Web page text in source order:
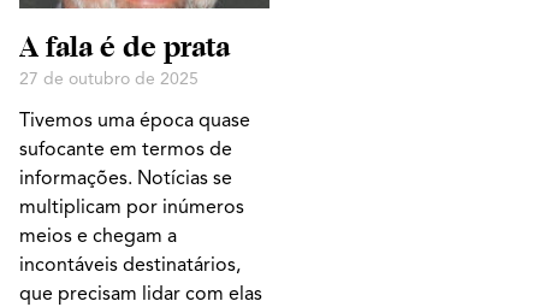
A fala é de prata
27 de outubro de 2025
Tivemos uma época quase
sufocante em termos de
informações. Notícias se
multiplicam por inúmeros
meios e chegam a
incontáveis destinatários,
que precisam lidar com elas